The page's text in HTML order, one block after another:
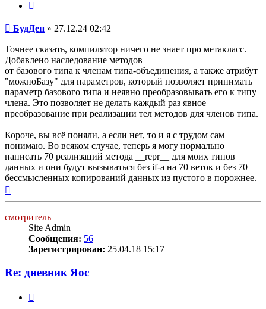
	нач	утв(Б.м суть метаЧлен);
			трассируй(Б.й, "метод члена") кон ТелоМетода кон метаЧлен;
перем МетаЧлен : метаЧлен;
тип Член2 = запись { членТипаˉобъединения } (База)
	м*: метаБаза;
	щ* : массив 50 из симв8 кон;
проц ЯвиЧлен2():Член2;
	результат.м := МетаЧлен2;  (* укль на метакласс надо занести в экземпляр *)
	результат.щ := "это член 2";
тип	метаЧлен2* = окласс (метаБаза)
	проц {перекрыта} ТелоМетода*(конст Б {можноБазу}: Член2); (* должно компилироваться *)
	нач	утв(Б.м суть метаЧлен2);
			трассируй("метод члена 2") кон ТелоМетода кон метаЧлен2;
перем МетаЧлен2 : метаЧлен2;
проц Дей*();
нач
	ч := ЯвиЧлен(); 	ч2 := ЯвиЧлен2();
	ч.Метод();   (* печатает "метод члена" *)
	б.Метод();   (* печатает "метод члена" *)
Сообщение
БудДен » 27.12.24 02:42
Точнее сказать, компилятор ничего не знает про метакласс.
Добавлено наследование методов
от базового типа к членам типа-объединения, а также атрибут
"можноБазу" для параметров, который позволяет принимать
параметр базового типа и неявно преобразовывать его к типу
члена. Это позволяет не делать каждый раз явное
преобразование при реализации тел методов для членов типа.
Короче, вы всё поняли, а если нет, то и я с трудом сам
понимаю. Во всяком случае, теперь я могу нормально
написать 70 реализаций метода __repr__ для моих типов
данных и они будут вызываться без if-а на 70 веток и без 70
бессмысленных копирований данных из пустого в порожнее.
смотритель
Site Admin
Сообщения: 56
Зарегистрирован: 25.04.18 15:17
Re: дневник Яос